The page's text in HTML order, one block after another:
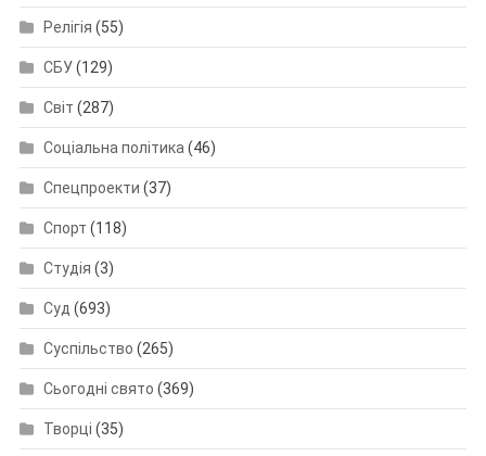
Релігія (55)
СБУ(129)
Світ (287)
Соціальна політика (46)
Спецпроекти (37)
Спорт (118)
Студія (3)
Суд (693)
Суспільство (265)
Сьогодні свято (369)
Творці (35)